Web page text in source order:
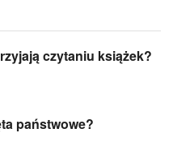
czytaniu książek?
państwowe?